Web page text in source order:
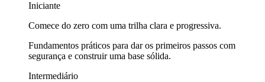
Iniciante
Comece do zero com uma trilha clara e progressiva.
Fundamentos práticos para dar os primeiros passos com
segurança e construir uma base sólida.
Intermediário